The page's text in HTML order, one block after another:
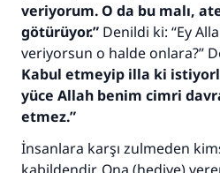
veriyorum. O da bu malı,
götürüyor.” Denildi ki: “Ey
veriyorsun o halde onlara?”
Kabul etmeyip illa ki
yüce Allah benim cimri
etmez.”
İnsanlara karşı zulmeden
110845 Nolu
Ümmete cevapları